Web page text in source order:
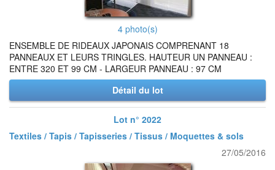
4 photo(s)
ENSEMBLE DE RIDEAUX JAPONAIS COMPRENANT 18
PANNEAUX ET LEURS TRINGLES. HAUTEUR UN PANNEAU :
ENTRE 320 ET 99 CM - LARGEUR PANNEAU : 97 CM
Détail du lot
Lot n° 2022
Textiles / Tapis / Tapisseries / Tissus / Moquettes & sols
27/05/2016